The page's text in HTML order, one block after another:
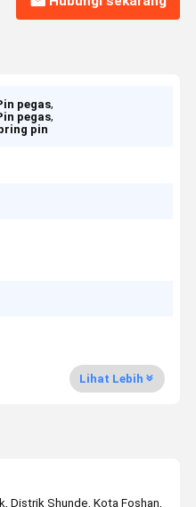
pegas,
pegas,
pin
Lihat Lebih
Distrik Shunde, Kota Foshan,